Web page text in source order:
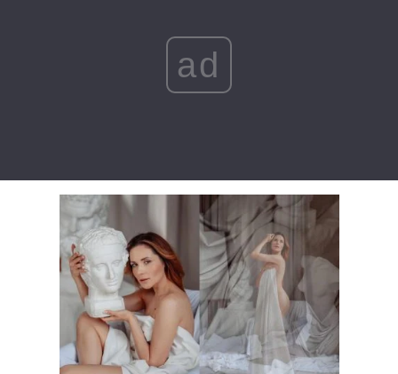
Думки
Послуги
Тема оформлення
ad